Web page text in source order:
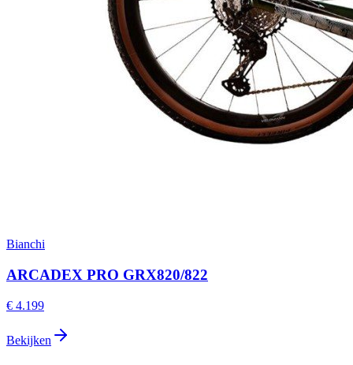
Bianchi
ARCADEX PRO GRX820/822
€ 4.199
Bekijken